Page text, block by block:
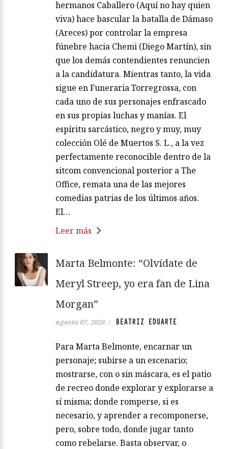
hermanos Caballero (Aquí no hay quien
viva) hace bascular la batalla de Dámaso
(Areces) por controlar la empresa
fúnebre hacia Chemi (Diego Martín), sin
que los demás contendientes renuncien
a la candidatura. Mientras tanto, la vida
sigue en Funeraria Torregrossa, con
cada uno de sus personajes enfrascado
en sus propias luchas y manías. El
espíritu sarcástico, negro y muy, muy
colección Olé de Muertos S. L., a la vez
perfectamente reconocible dentro de la
sitcom convencional posterior a The
Office, remata una de las mejores
comedias patrias de los últimos años.
El…
Leer más
Marta Belmonte: “Olvídate de
Meryl Streep, yo era fan de Lina
Morgan”
agosto 07, 2026 / BEATRIZ EDUARTE
Para Marta Belmonte, encarnar un
personaje; subirse a un escenario;
mostrarse, con o sin máscara, es el patio
de recreo donde explorar y explorarse a
sí misma; donde romperse, si es
necesario, y aprender a recomponerse,
pero, sobre todo, donde jugar tanto
como rebelarse. Basta observar, o